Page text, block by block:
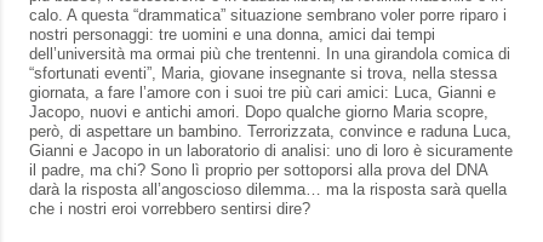
calo. A questa “drammatica” situazione sembrano voler porre riparo i
nostri personaggi: tre uomini e una donna, amici dai tempi
dell’università ma ormai più che trentenni. In una girandola comica di
“sfortunati eventi”, Maria, giovane insegnante si trova, nella stessa
giornata, a fare l’amore con i suoi tre più cari amici: Luca, Gianni e
Jacopo, nuovi e antichi amori. Dopo qualche giorno Maria scopre,
però, di aspettare un bambino. Terrorizzata, convince e raduna Luca,
Gianni e Jacopo in un laboratorio di analisi: uno di loro è sicuramente
il padre, ma chi? Sono lì proprio per sottoporsi alla prova del DNA
darà la risposta all’angoscioso dilemma… ma la risposta sarà quella
che i nostri eroi vorrebbero sentirsi dire?